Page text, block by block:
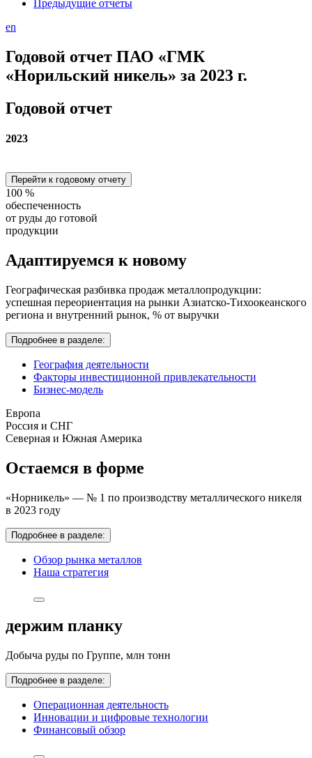
Предыдущие отчеты
en
Годовой отчет ПАО «ГМК
«Норильский никель» за 2023 г.
Годовой отчет
2023
Перейти к годовому отчету
100 %
обеспеченность
от руды до готовой
продукции
Адаптируемся к новому
Географическая разбивка продаж металлопродукции:
успешная переориентация на рынки Азиатско-Тихоокеанского
региона и внутренний рынок, % от выручки
Подробнее в разделе:
География деятельности
Факторы инвестиционной привлекательности
Бизнес-модель
Европа
Россия и СНГ
Северная и Южная Америка
Остаемся в форме
«Норникель» — № 1 по производству металлического никеля
в 2023 году
Подробнее в разделе:
Обзор рынка металлов
Наша стратегия
держим планку
Добыча руды по Группе, млн тонн
Подробнее в разделе:
Операционная деятельность
Инновации и цифровые технологии
Финансовый обзор